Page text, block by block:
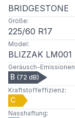
BRIDGESTONE
Größe:
225/60 R17
Model:
BLIZZAK LM001
Geräusch-Emissionen
B (72 dB)
Kraftstoffeffizienz:
C
Nasshaftung: